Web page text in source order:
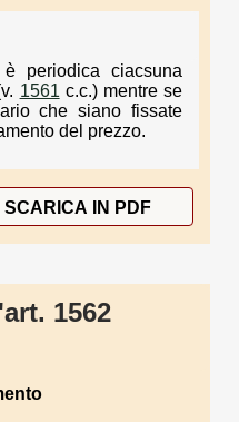
periodica ciacsuna
1561 c.c.) mentre se
che siano fissate
del prezzo.
SCARICA IN PDF
1562